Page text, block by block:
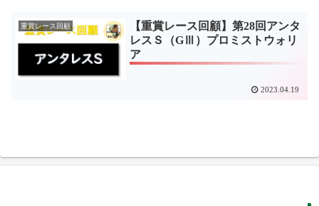
重賞レース回顧
【重賞レース回顧】第28回アンタ
レスＳ（GⅢ）プロミストウォリ
ア
2023.04.19